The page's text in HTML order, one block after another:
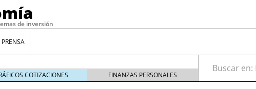
de inversión
COTIZACIONES FINANZAS PERSONALES
Buscar en: